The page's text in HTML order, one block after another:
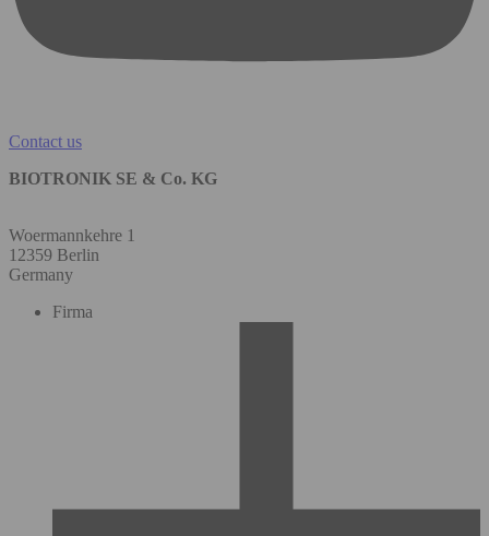
Contact us
BIOTRONIK SE & Co. KG
Woermannkehre 1
12359 Berlin
Germany
Firma